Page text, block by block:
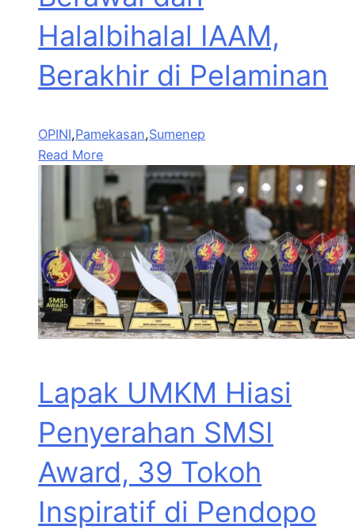
Halalbihalal IAAM,
Berakhir di Pelaminan
OPINI,Pamekasan,Sumenep
Read More
Lapak UMKM Hiasi
Penyerahan SMSI
Award, 39 Tokoh
Inspiratif di Pendopo